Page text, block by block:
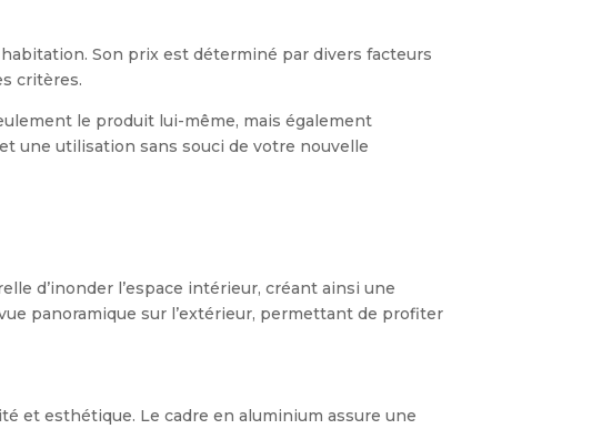
Son prix est déterminé par divers facteurs
critères.
le produit lui-même, mais également
une utilisation sans souci de votre nouvelle
d’inonder l’espace intérieur, créant ainsi une
panoramique sur l’extérieur, permettant de profiter
et esthétique. Le cadre en aluminium assure une